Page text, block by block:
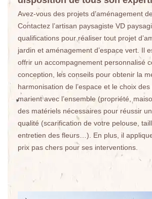
Avez-vous des projets d’aménagement
Contactez l’artisan paysagiste VD
qualifications pour réaliser tout projet
jardin et aménagement d’espace vert. Il
offrir un accompagnement personnalisé
conception, les conseils pour obtenir la
harmonisation de l’espace et le choix
marient avec l’ensemble (propriété,
des matériels nécessaires pour réussir
qualité (scarification de votre pelouse,
entretien des fleurs…). En plus, il
prix pas chers pour ses interventions.